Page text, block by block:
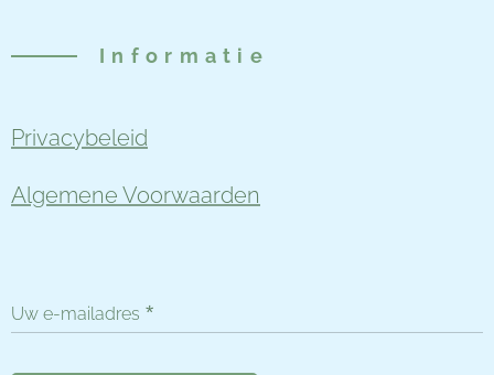
Informatie
Privacybeleid
Algemene Voorwaarden
Uw e-mailadres